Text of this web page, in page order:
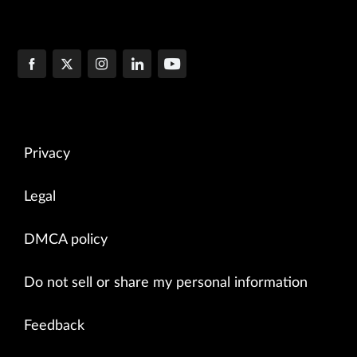
Privacy
Legal
DMCA policy
Do not sell or share my personal information
Feedback